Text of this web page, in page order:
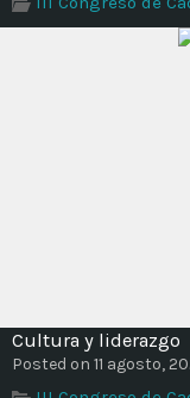
Time
Cultura y liderazgo
Posted on 11 agosto,